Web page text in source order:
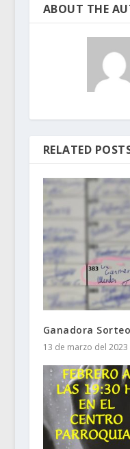
ABOUT THE
RELATED
Ganadora
13 de marzo del 2023